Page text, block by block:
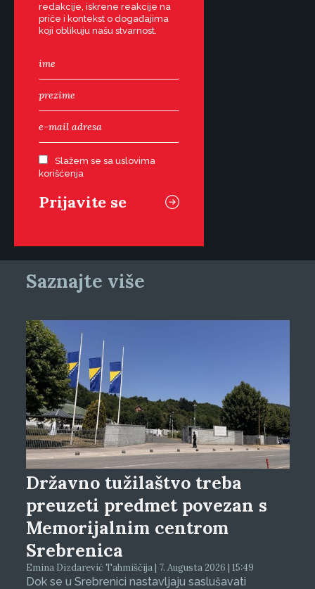
redakcije, iskrene reakcije na
priče i kontekst o događajima
koji oblikuju našu stvarnost.
Slažem se sa uslovima
korišćenja
Saznajte više
Državno tužilaštvo treba
preuzeti predmet povezan s
Memorijalnim centrom
Srebrenica
Emina Dizdarević Tahmiščija | 7. Augusta 2026 | 15:49
Dok se u Srebrenici nastavljaju saslušavati